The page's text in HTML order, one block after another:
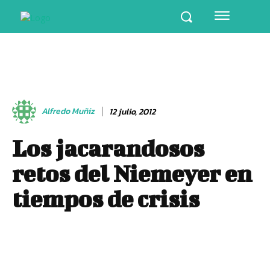
Alfredo Muñiz 12 julio, 2012
Los jacarandosos
retos del Niemeyer en
tiempos de crisis